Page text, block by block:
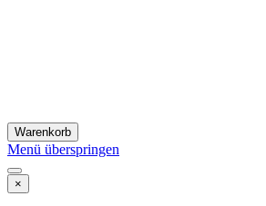
Warenkorb
Menü überspringen
×